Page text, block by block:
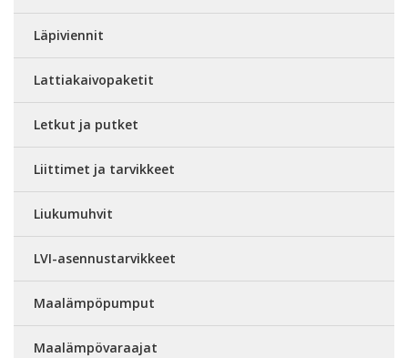
Läpiviennit
Lattiakaivopaketit
Letkut ja putket
Liittimet ja tarvikkeet
Liukumuhvit
LVI-asennustarvikkeet
Maalämpöpumput
Maalämpövaraajat